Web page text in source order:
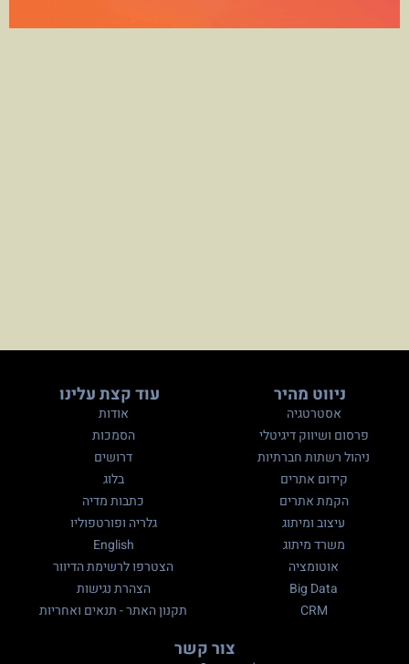
ניווט מהיר
אסטרטגיה
פרסום ושיווק דיגיטלי
ניהול רשתות חברתיות
קידום אתרים
הקמת אתרים
עיצוב ומיתוג
משרד מיתוג
אוטומציה
Big Data
CRM
עוד קצת עלינו
אודות
הסמכות
דרושים
בלוג
כתבות מדיה
גלריה ופורטפוליו
English
הצטרפו לרשימת הדיוור
הצהרת נגישות
תקנון האתר - תנאים ואחריות
צור קשר